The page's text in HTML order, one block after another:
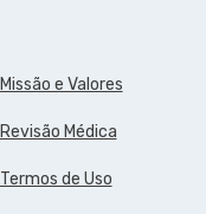
Missão e Valores
Revisão Médica
Termos de Uso